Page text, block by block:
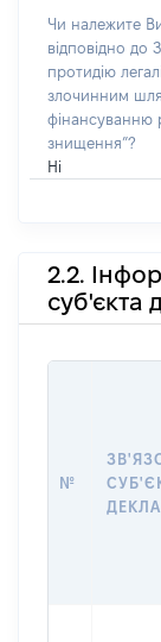
Чи належите
відповідно до
протидію
злочинним
фінансуванню
знищення”?
Ні
2.2.
суб'єкта
№